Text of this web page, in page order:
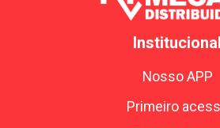
Institucional
Nosso APP
Primeiro